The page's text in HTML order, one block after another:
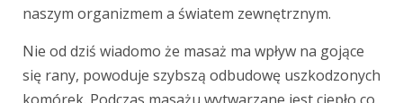
naszym organizmem a światem zewnętrznym.
Nie od dziś wiadomo że masaż ma wpływ na gojące
się rany, powoduje szybszą odbudowę uszkodzonych